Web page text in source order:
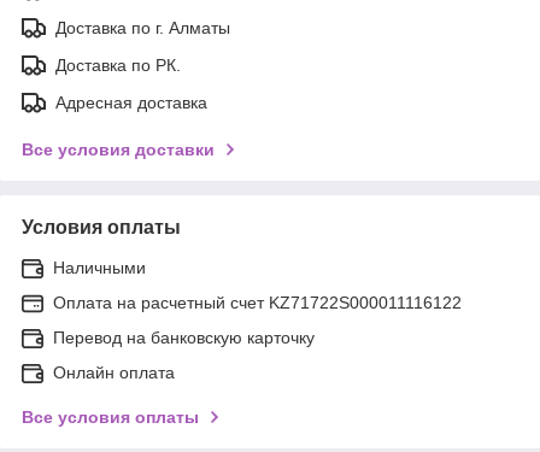
Доставка по г. Алматы
Доставка по РК.
Адресная доставка
Все условия доставки
Условия оплаты
Наличными
Оплата на расчетный счет KZ71722S000011116122
Перевод на банковскую карточку
Онлайн оплата
Все условия оплаты